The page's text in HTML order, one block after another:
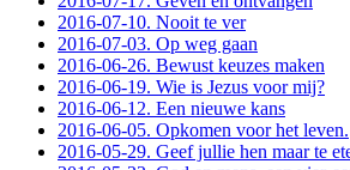
2016-07-10. Nooit te ver
2016-07-03. Op weg gaan
2016-06-26. Bewust keuzes maken
2016-06-19. Wie is Jezus voor mij?
2016-06-12. Een nieuwe kans
2016-06-05. Opkomen voor het leven.
2016-05-29. Geef jullie hen maar te